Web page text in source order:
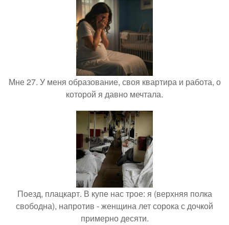
Мне 27. У меня образование, своя квартира и работа, о
которой я давно мечтала.
Поезд, плацкарт. В купе нас трое: я (верхняя полка
свободна), напротив - женщина лет сорока с дочкой
примерно десяти.